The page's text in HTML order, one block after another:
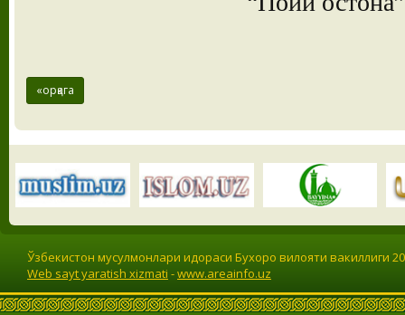
«орқага
Ўзбекистон мусулмонлари идораси Бухоро вилояти вакиллиги
Web sayt yaratish xizmati -www.areainfo.uz